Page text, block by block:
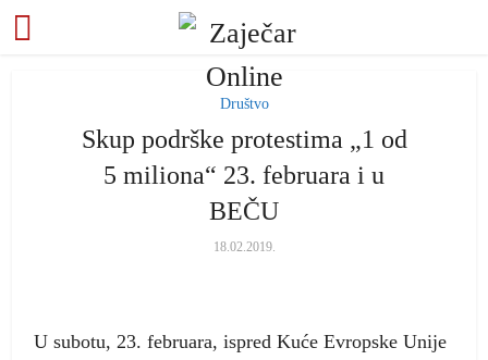
Društvo
Skup podrške protestima „1 od
5 miliona“ 23. februara i u
BEČU
18.02.2019.
U subotu, 23. februara, ispred Kuće Evropske Unije